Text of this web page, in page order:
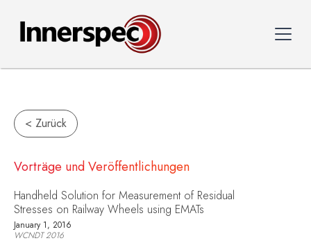
< Zurück
Vorträge und Veröffentlichungen
Handheld Solution for Measurement of Residual
Stresses on Railway Wheels using EMATs
January 1, 2016
WCNDT 2016